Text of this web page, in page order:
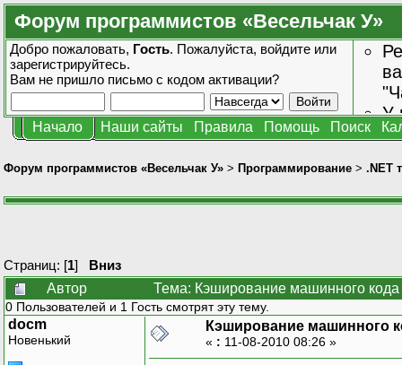
Форум программистов «Весельчак У»
Добро пожаловать, Гость. Пожалуйста, войдите или
зарегистрируйтесь.
Вам не пришло письмо с кодом активации?
У
Начало Наши сайты Правила Помощь Поиск
Форум программистов «Весельчак У» > Программирование > .NET
Страниц: [1] Вниз
Автор
Тема: Кэширование машинного
0 Пользователей и 1 Гость смотрят эту тему.
docm
Новенький
Кэширование машинного
« : 11-08-2010 08:26 »